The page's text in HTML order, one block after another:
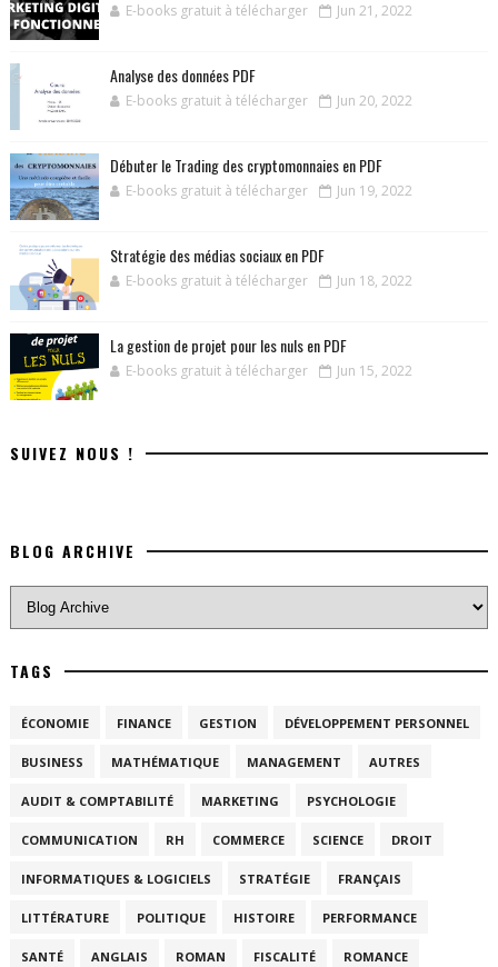
E-books gratuit à télécharger Jun 21, 2022
Analyse des données PDF
E-books gratuit à télécharger Jun 20, 2022
Débuter le Trading des cryptomonnaies en PDF
E-books gratuit à télécharger Jun 19, 2022
Stratégie des médias sociaux en PDF
E-books gratuit à télécharger Jun 18, 2022
La gestion de projet pour les nuls en PDF
E-books gratuit à télécharger Jun 15, 2022
SUIVEZ NOUS !
BLOG ARCHIVE
TAGS
ÉCONOMIE FINANCE GESTION DÉVELOPPEMENT PERSONNEL
BUSINESS MATHÉMATIQUE MANAGEMENT AUTRES
AUDIT & COMPTABILITÉ MARKETING PSYCHOLOGIE
COMMUNICATION RH COMMERCE SCIENCE DROIT
INFORMATIQUES & LOGICIELS STRATÉGIE FRANÇAIS
LITTÉRATURE POLITIQUE HISTOIRE PERFORMANCE
SANTÉ ANGLAIS ROMAN FISCALITÉ ROMANCE